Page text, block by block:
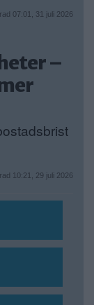
07:01, 31 juli 2026
–
10:21, 29 juli 2026